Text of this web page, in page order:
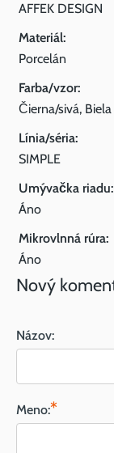
AFFEK DESIGN
Materiál:
Porcelán
Farba/vzor:
Čierna/sivá, Biela
Línia/séria:
SIMPLE
Umývačka riadu:
Áno
Mikrovlnná rúra:
Áno
Nový
Názov:
Meno:*